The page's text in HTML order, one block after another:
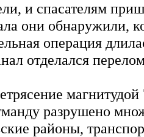
и спасателям
они обнаружили,
операция
отделался
разрушено
районы,